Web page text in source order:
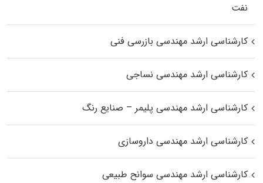
نفت
کارشناسی ارشد مهندسی بازرسی فنی
کارشناسی ارشد مهندسی نساجی
کارشناسی ارشد مهندسی پلیمر – صنایع رنگ
کارشناسی ارشد مهندسی داروسازی
کارشناسی ارشد مهندسی سوانح طبیعی